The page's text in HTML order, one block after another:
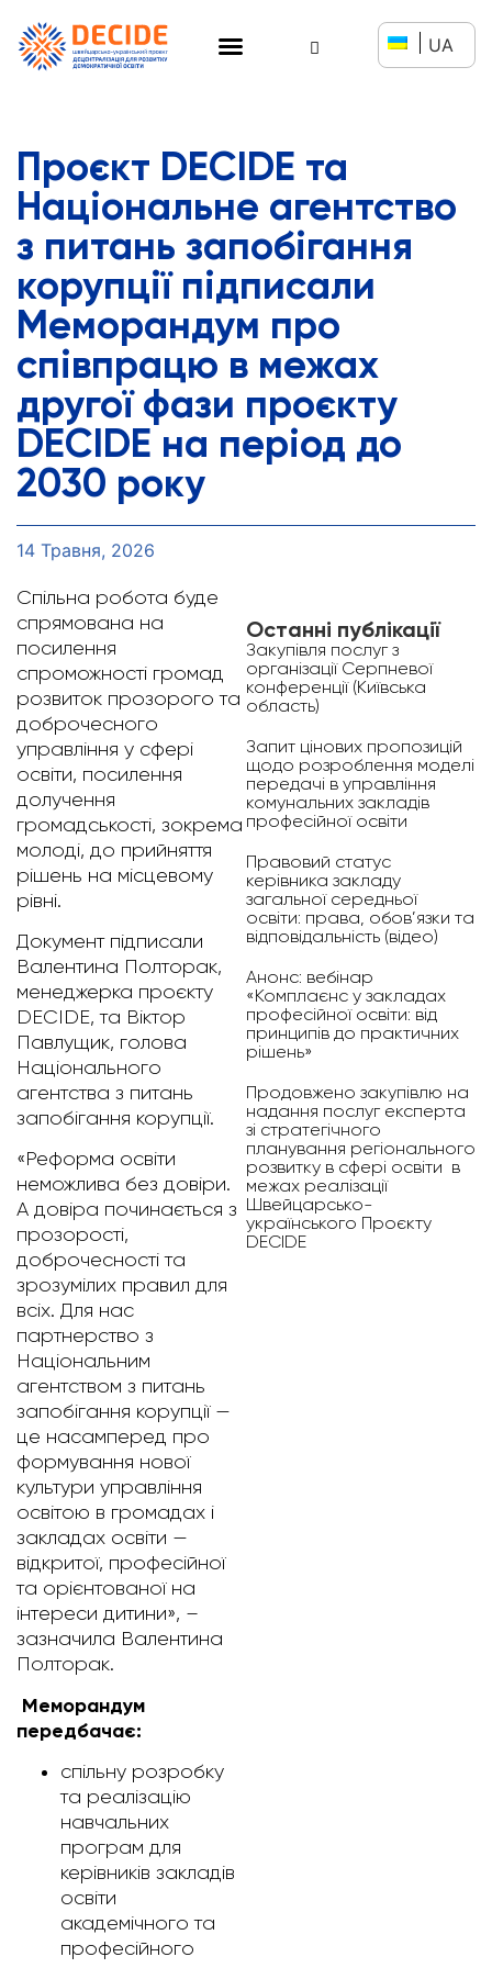
UA
Проєкт DECIDE та
Національне агентство
з питань запобігання
корупції підписали
Меморандум про
співпрацю в межах
другої фази проєкту
DECIDE на період до
2030 року
14 Травня, 2026
Спільна робота буде
спрямована на
посилення
спроможності громад
розвиток прозорого та
доброчесного
управління у сфері
освіти, посилення
долучення
громадськості, зокрема
молоді, до прийняття
рішень на місцевому
рівні.
Документ підписали
Валентина Полторак,
менеджерка проєкту
DECIDE, та Віктор
Павлущик, голова
Національного
агентства з питань
запобігання корупції.
«Реформа освіти
неможлива без довіри.
А довіра починається з
прозорості,
доброчесності та
зрозумілих правил для
всіх. Для нас
партнерство з
Національним
агентством з питань
запобігання корупції —
це насамперед про
формування нової
культури управління
освітою в громадах і
закладах освіти —
відкритої, професійної
та орієнтованої на
інтереси дитини», –
зазначила Валентина
Полторак.
Меморандум
передбачає:
спільну розробку
та реалізацію
навчальних
програм для
керівників закладів
освіти
академічного та
професійного
Останні публікації
Закупівля послуг з
організації Серпневої
конференції (Київська
область)
Запит цінових пропозицій
щодо розроблення моделі
передачі в управління
комунальних закладів
професійної освіти
Правовий статус
керівника закладу
загальної середньої
освіти: права, обов’язки та
відповідальність (відео)
Анонс: вебінар
«Комплаєнс у закладах
професійної освіти: від
принципів до практичних
рішень»
Продовжено закупівлю на
надання послуг експерта
зі стратегічного
планування регіонального
розвитку в сфері освіти в
межах реалізації
Швейцарсько-
українського Проєкту
DECIDE